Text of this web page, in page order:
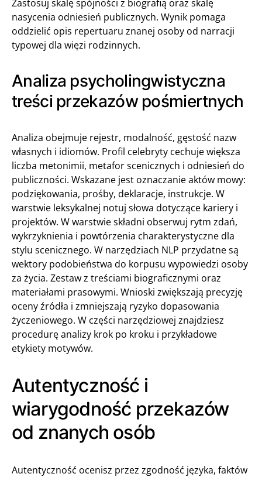
Zastosuj skalę spójności z biografią oraz skalę
nasycenia odniesień publicznych. Wynik pomaga
oddzielić opis repertuaru znanej osoby od narracji
typowej dla więzi rodzinnych.
Analiza psycholingwistyczna
treści przekazów pośmiertnych
Analiza obejmuje rejestr, modalność, gęstość nazw
własnych i idiomów. Profil celebryty cechuje większa
liczba metonimii, metafor scenicznych i odniesień do
publiczności. Wskazane jest oznaczanie aktów mowy:
podziękowania, prośby, deklaracje, instrukcje. W
warstwie leksykalnej notuj słowa dotyczące kariery i
projektów. W warstwie składni obserwuj rytm zdań,
wykrzyknienia i powtórzenia charakterystyczne dla
stylu scenicznego. W narzędziach NLP przydatne są
wektory podobieństwa do korpusu wypowiedzi osoby
za życia. Zestaw z treściami biograficznymi oraz
materiałami prasowymi. Wnioski zwiększają precyzję
oceny źródła i zmniejszają ryzyko dopasowania
życzeniowego. W części narzędziowej znajdziesz
procedurę analizy krok po kroku i przykładowe
etykiety motywów.
Autentyczność i
wiarygodność przekazów
od znanych osób
Autentyczność ocenisz przez zgodność języka, faktów